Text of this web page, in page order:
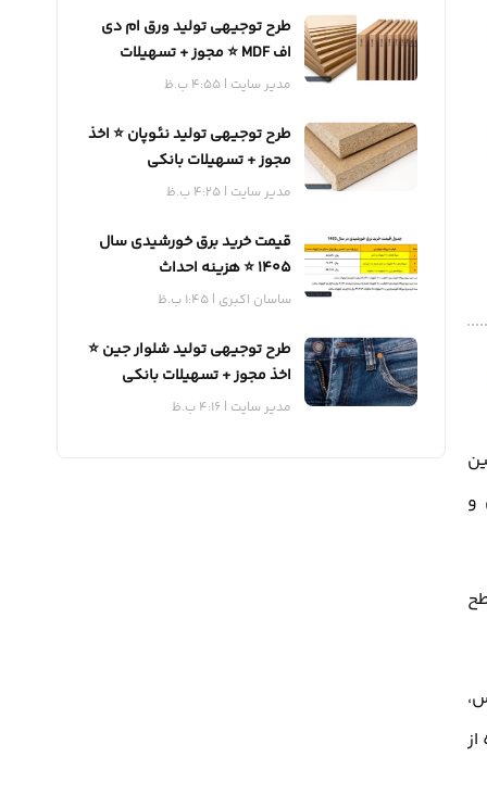
و
طرح توجیهی تولید ورق ام دی
اف MDF ⭐️ مجوز + تسهیلات
بانکی
مدیر سایت 4:55 ب.ظ
طرح توجیهی تولید نئوپان ⭐️ اخذ
مجوز + تسهیلات بانکی
مدیر سایت 4:25 ب.ظ
قیمت خرید برق خورشیدی سال
1405 ⭐️ هزینه احداث
ساسان اکبری 1:45 ب.ظ
طرح توجیهی تولید شلوار جین ⭐️
اخذ مجوز + تسهیلات بانکی
مدیر سایت 4:16 ب.ظ